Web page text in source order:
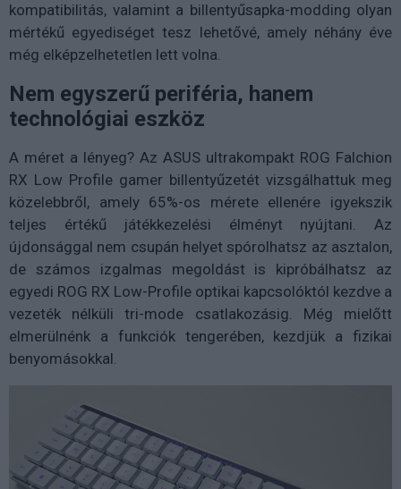
kompatibilitás, valamint a billentyűsapka-modding olyan
mértékű egyediséget tesz lehetővé, amely néhány éve
még elképzelhetetlen lett volna.
Nem egyszerű periféria, hanem
technológiai eszköz
A méret a lényeg? Az ASUS ultrakompakt ROG Falchion
RX Low Profile gamer billentyűzetét vizsgálhattuk meg
közelebbről, amely 65%-os mérete ellenére igyekszik
teljes értékű játékkezelési élményt nyújtani. Az
újdonsággal nem csupán helyet spórolhatsz az asztalon,
de számos izgalmas megoldást is kipróbálhatsz az
egyedi ROG RX Low-Profile optikai kapcsolóktól kezdve a
vezeték nélküli tri-mode csatlakozásig. Még mielőtt
elmerülnénk a funkciók tengerében, kezdjük a fizikai
benyomásokkal.